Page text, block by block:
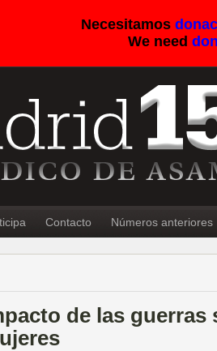
Necesitamos
We need
Contacto Números anteriores
de las guerras